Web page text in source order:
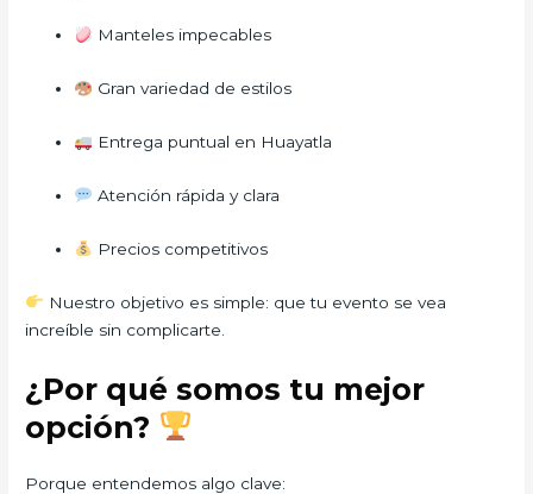
Manteles impecables
Gran variedad de estilos
Entrega puntual en Huayatla
Atención rápida y clara
Precios competitivos
Nuestro objetivo es simple: que tu evento se vea
increíble sin complicarte.
¿Por qué somos tu mejor
opción?
Porque entendemos algo clave: